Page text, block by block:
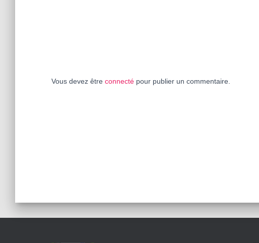
Vous devez être connecté pour publier un commentaire.